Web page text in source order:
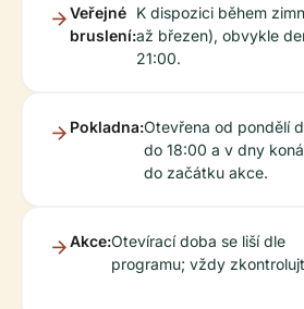
Veřejné
bruslení:
K dispozici během
až březen), obvykle
21:00.
Pokladna:Otevřena od pondělí
do 18:00 a v dny
do začátku akce.
Akce:Otevírací doba se liší dle
programu; vždy